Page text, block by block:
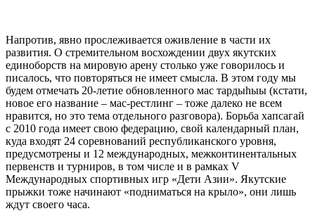
Напротив, явно прослеживается оживление в части их
развития. О стремительном восхождении двух якутских
единоборств на мировую арену столько уже говорилось и
писалось, что повторяться не имеет смысла. В этом году мы
будем отмечать 20-летие обновленного мас тардыһыы (кстати,
новое его название – мас-рестлинг – тоже далеко не всем
нравится, но это тема отдельного разговора). Борьба хапсагай
с 2010 года имеет свою федерацию, свой календарный план,
куда входят 24 соревнований республиканского уровня,
предусмотрены и 12 международных, межконтинентальных
первенств и турниров, в том числе и в рамках V
Международных спортивных игр «Дети Азии». Якутские
прыжки тоже начинают «подниматься на крыло», они лишь
ждут своего часа.